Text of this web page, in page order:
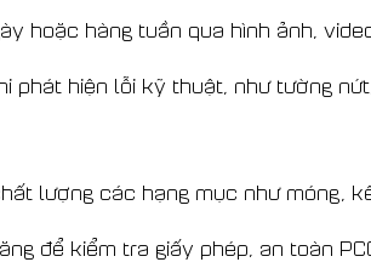
hoặc hàng tuần qua hình ảnh,
phát hiện lỗi kỹ thuật, như tường
lượng các hạng mục như móng,
để kiểm tra giấy phép, an toàn